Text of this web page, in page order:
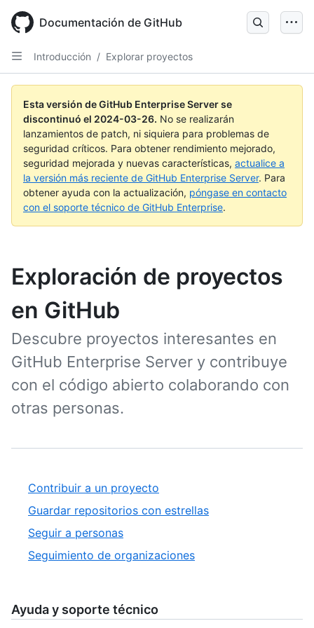
main
content
Documentación de GitHub
Introducción / Explorar proyectos
Esta versión de GitHub Enterprise Server se
discontinuó el 2024-03-26. No se realizarán
lanzamientos de patch, ni siquiera para problemas de
seguridad críticos. Para obtener rendimiento mejorado,
seguridad mejorada y nuevas características, actualice a
la versión más reciente de GitHub Enterprise Server. Para
obtener ayuda con la actualización, póngase en contacto
con el soporte técnico de GitHub Enterprise.
Exploración de proyectos
en GitHub
Descubre proyectos interesantes en
GitHub Enterprise Server y contribuye
con el código abierto colaborando con
otras personas.
Contribuir a un proyecto
Guardar repositorios con estrellas
Seguir a personas
Seguimiento de organizaciones
Ayuda y soporte técnico